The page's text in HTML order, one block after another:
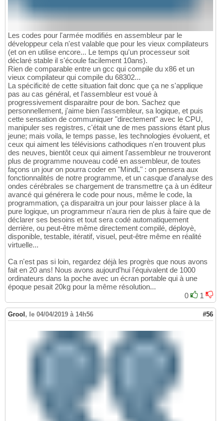
Les codes pour l'armée modifiés en assembleur par le
développeur cela n'est valable que pour les vieux compilateurs
(et on en utilise encore... Le temps qu'un processeur soit
déclaré stable il s'écoule facilement 10ans).
Rien de comparable entre un gcc qui compile du x86 et un
vieux compilateur qui compile du 68302...
La spécificité de cette situation fait donc que ça ne s'applique
pas au cas général, et l'assembleur est voué à
progressivement disparaitre pour de bon. Sachez que
personnellement, j'aime bien l'assembleur, sa logique, et puis
cette sensation de communiquer "directement" avec le CPU,
manipuler ses registres, c'était une de mes passions étant plus
jeune; mais voila, le temps passe, les technologies évoluent, et
ceux qui aiment les télévisions cathodiques n'en trouvent plus
des neuves, bientôt ceux qui aiment l'assembleur ne trouveront
plus de programme nouveau codé en assembleur, de toutes
façons un jour on pourra coder en "MindL" : on pensera aux
fonctionnalités de notre programme, et un casque d'analyse des
ondes cérébrales se chargement de transmettre ça à un éditeur
avancé qui générera le code pour nous, même le code, la
programmation, ça disparaitra un jour pour laisser place à la
pure logique, un programmeur n'aura rien de plus à faire que de
déclarer ses besoins et tout sera codé automatiquement
derrière, ou peut-être même directement compilé, déployè,
disponible, testable, itératif, visuel, peut-être même en réalité
virtuelle...
Ca n'est pas si loin, regardez déjà les progrès que nous avons
fait en 20 ans! Nous avons aujourd'hui l'équivalent de 1000
ordinateurs dans la poche avec un écran portable qui à une
époque pesait 20kg pour la même résolution...
0
1
Grool , le 04/04/2019 à 14h56 #56